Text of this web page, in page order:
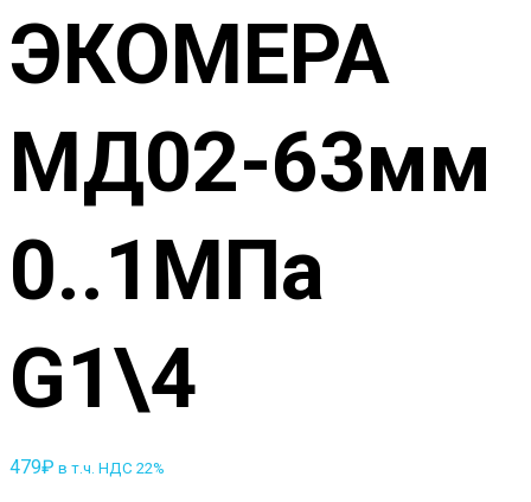
ЭКОМЕРА
МД02-63мм
0..1МПа
G1\4
479₽ в т.ч. НДС 22%